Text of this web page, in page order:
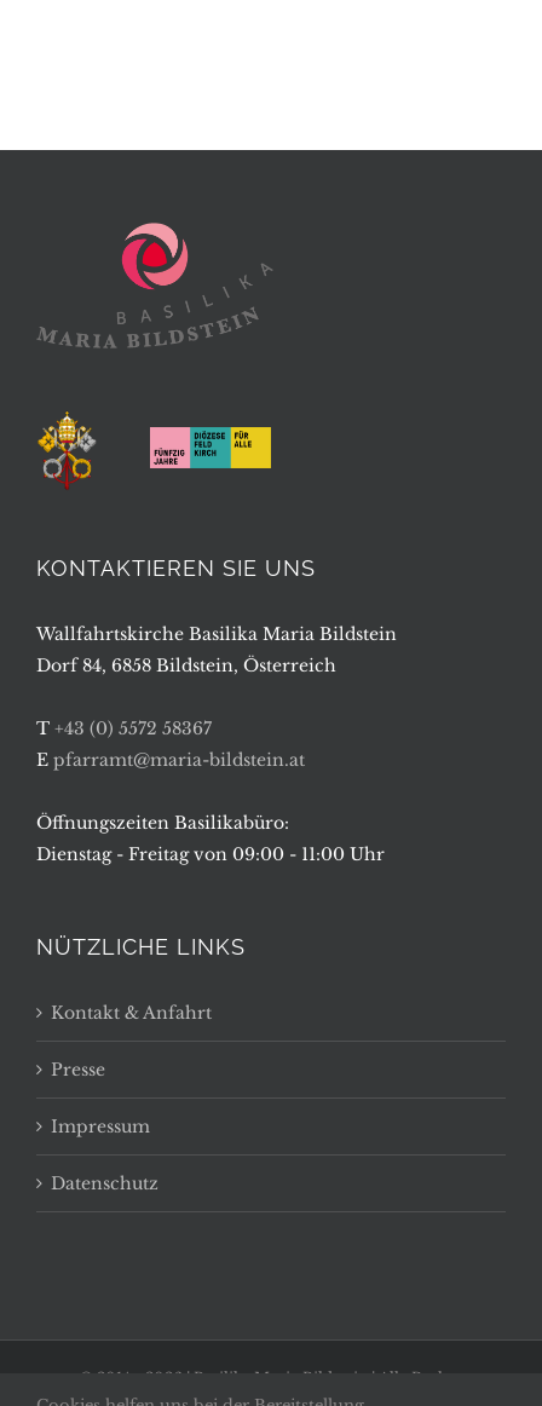
KONTAKTIEREN SIE UNS
Wallfahrtskirche Basilika Maria Bildstein
Dorf 84, 6858 Bildstein, Österreich
T +43 (0) 5572 58367
E pfarramt@maria-bildstein.at
Öffnungszeiten Basilikabüro:
Dienstag - Freitag von 09:00 - 11:00 Uhr
NÜTZLICHE LINKS
Kontakt & Anfahrt
Presse
Impressum
Datenschutz
© 2014 - 2026 | Basilika Maria Bildstein | Alle Rechte